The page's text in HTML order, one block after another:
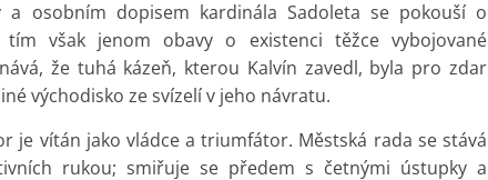
a osobním dopisem kardinála Sadoleta se pokouší o
však jenom obavy o existenci těžce vybojované
že tuhá kázeň, kterou Kalvín zavedl, byla pro zdar
východisko ze svízelí v jeho návratu.
je vítán jako vládce a triumfátor. Městská rada se stává
rukou; smiřuje se předem s četnými ústupky a